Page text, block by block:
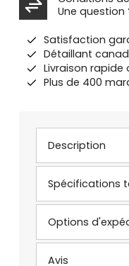
Une question
Satisfaction
Détaillant
Livraison
Plus de 400
Description
Spécifications
Options
Avis